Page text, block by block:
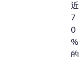
近
7
0
%
的